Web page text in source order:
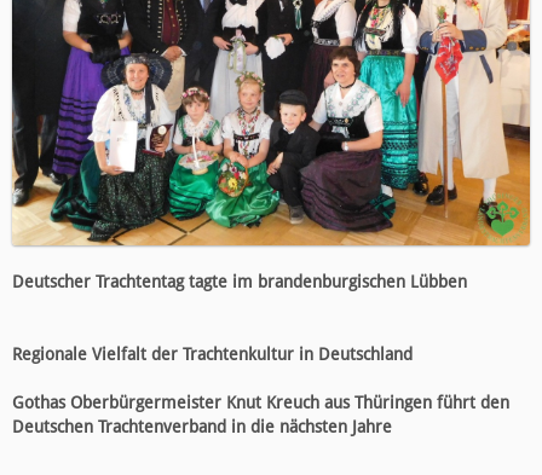
Deutscher Trachtentag tagte im brandenburgischen Lübben
Regionale Vielfalt der Trachtenkultur in Deutschland
Gothas Oberbürgermeister Knut Kreuch aus Thüringen führt den
Deutschen Trachtenverband in die nächsten Jahre